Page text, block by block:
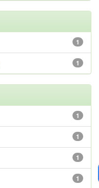
1
1
1
1
1
1